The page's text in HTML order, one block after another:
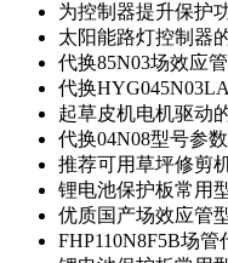
为控制器提升保护
太阳能路灯控制器
代换85N03场效应
代换
起草皮机电机驱动
代换04N08型号参
推荐可用草坪修剪
锂电池保护板常用
优质国产场效应管
FHP110N8F5B场